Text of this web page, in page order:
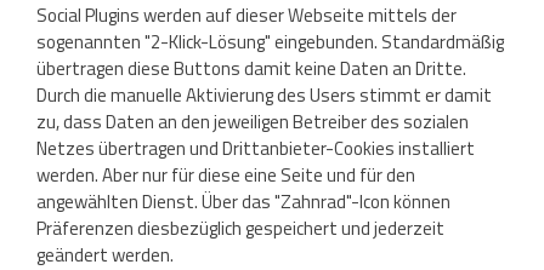
Social Plugins werden auf dieser Webseite mittels der
sogenannten "2-Klick-Lösung" eingebunden. Standardmäßig
übertragen diese Buttons damit keine Daten an Dritte.
Durch die manuelle Aktivierung des Users stimmt er damit
zu, dass Daten an den jeweiligen Betreiber des sozialen
Netzes übertragen und Drittanbieter-Cookies installiert
werden. Aber nur für diese eine Seite und für den
angewählten Dienst. Über das "Zahnrad"-Icon können
Präferenzen diesbezüglich gespeichert und jederzeit
geändert werden.